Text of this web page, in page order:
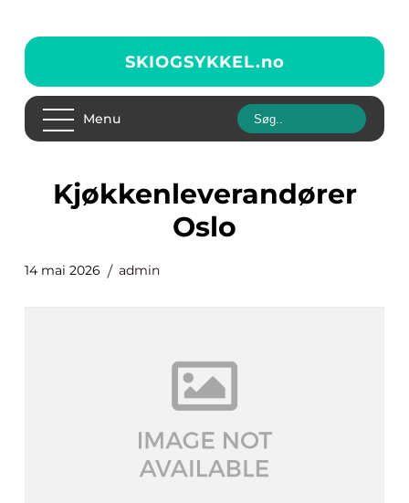
SKIOGSYKKEL.no
Menu
kjøkkenleverandører
Oslo
14 mai 2026 admin